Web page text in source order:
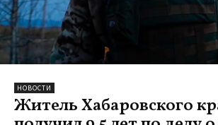
НОВОСТИ
Житель Хабаровского